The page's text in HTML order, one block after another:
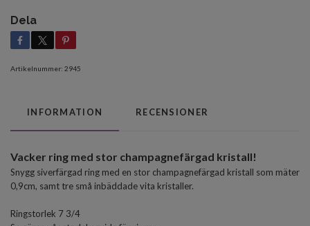
Dela
Artikelnummer: 2945
INFORMATION RECENSIONER
Vacker ring med stor champagnefärgad kristall!
Snygg siverfärgad ring med en stor champagnefärgad kristall som mäter
0,9cm, samt tre små inbäddade vita kristaller.
Ringstorlek 7 3/4